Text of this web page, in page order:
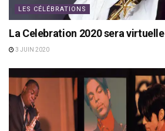
LES CÉLÉBRATIONS
La Celebration 2020 sera virtuelle
3 JUIN 2020